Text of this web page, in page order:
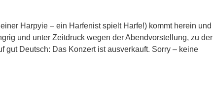
Harpyie – ein Harfenist spielt Harfe!) kommt herein und
und unter Zeitdruck wegen der Abendvorstellung, zu der
gut Deutsch: Das Konzert ist ausverkauft. Sorry – keine